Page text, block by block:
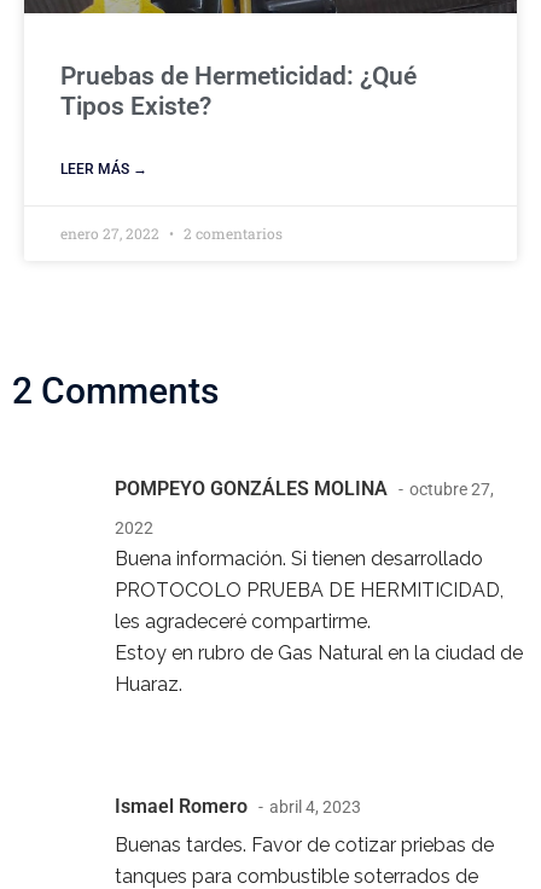
Pruebas de Hermeticidad: ¿Qué
Tipos Existe?
LEER MÁS →
enero 27, 2022 2 comentarios
2 Comments
POMPEYO GONZÁLES MOLINA
octubre 27,
2022
Buena información. Si tienen desarrollado
PROTOCOLO PRUEBA DE HERMITICIDAD,
les agradeceré compartirme.
Estoy en rubro de Gas Natural en la ciudad de
Huaraz.
Ismael Romero abril 4, 2023
Buenas tardes. Favor de cotizar priebas de
tanques para combustible soterrados de